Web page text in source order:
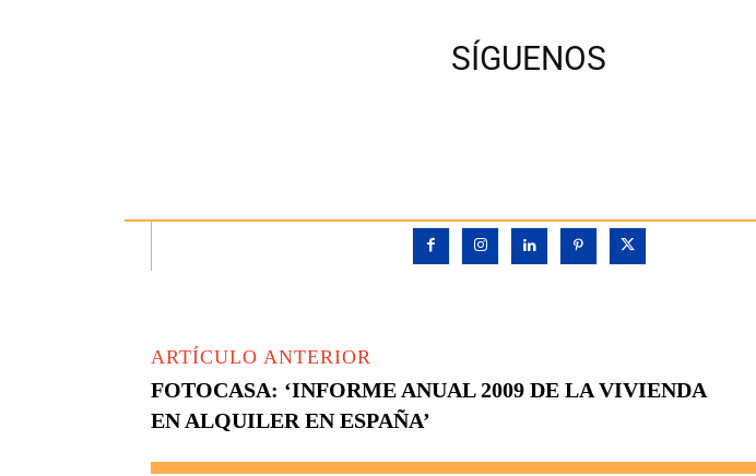
SÍGUENOS
ARTÍCULO ANTERIOR
FOTOCASA: ‘INFORME ANUAL 2009 DE LA VIVIENDA
EN ALQUILER EN ESPAÑA’